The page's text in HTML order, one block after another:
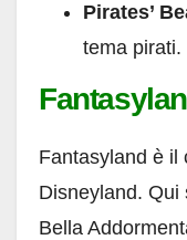
Pirates’
tema pirati.
Fantasyland è il
Disneyland. Qui
Bella